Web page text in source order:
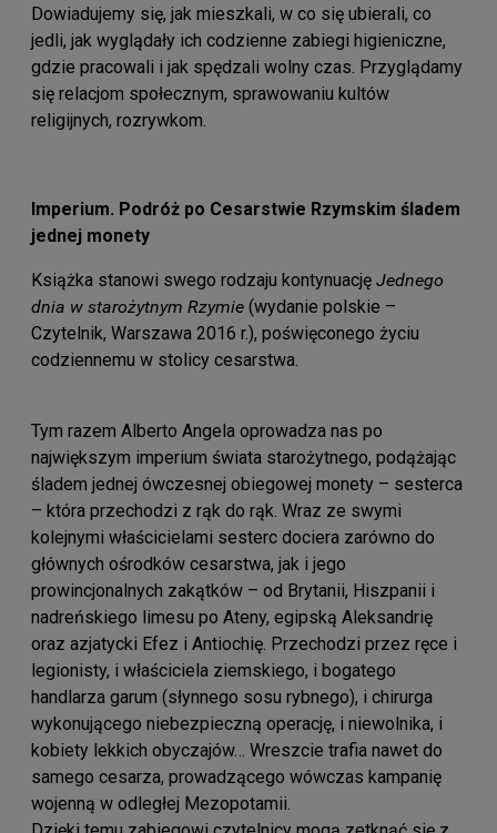
Dowiadujemy się, jak mieszkali, w co się ubierali, co
jedli, jak wyglądały ich codzienne zabiegi higieniczne,
gdzie pracowali i jak spędzali wolny czas. Przyglądamy
się relacjom społecznym, sprawowaniu kultów
religijnych, rozrywkom.
Imperium. Podróż po Cesarstwie Rzymskim śladem
jednej monety
Książka stanowi swego rodzaju kontynuację Jednego
dnia w starożytnym Rzymie (wydanie polskie –
Czytelnik, Warszawa 2016 r.), poświęconego życiu
codziennemu w stolicy cesarstwa.
Tym razem Alberto Angela oprowadza nas po
największym imperium świata starożytnego, podążając
śladem jednej ówczesnej obiegowej monety – sesterca
– która przechodzi z rąk do rąk. Wraz ze swymi
kolejnymi właścicielami sesterc dociera zarówno do
głównych ośrodków cesarstwa, jak i jego
prowincjonalnych zakątków – od Brytanii, Hiszpanii i
nadreńskiego limesu po Ateny, egipską Aleksandrię
oraz azjatycki Efez i Antiochię. Przechodzi przez ręce i
legionisty, i właściciela ziemskiego, i bogatego
handlarza garum (słynnego sosu rybnego), i chirurga
wykonującego niebezpieczną operację, i niewolnika, i
kobiety lekkich obyczajów… Wreszcie trafia nawet do
samego cesarza, prowadzącego wówczas kampanię
wojenną w odległej Mezopotamii.